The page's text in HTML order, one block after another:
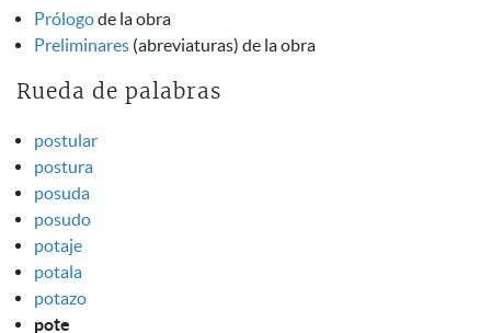
Prólogode la obra
Preliminares (abreviaturas) de la obra
Rueda de palabras
postular
postura
posuda
posudo
potaje
potala
potazo
pote